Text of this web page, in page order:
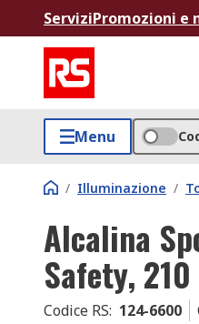
ServiziPromozioni e
Menu
/ Illuminazione /
Alcalina
Safety,
Codice RS: 124-6600